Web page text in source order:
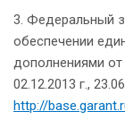
3. Федеральный
обеспечении
дополнениями от
02.12.2013 г.,
http://